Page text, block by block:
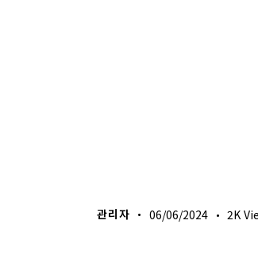
관리자 06/06/2024 2K